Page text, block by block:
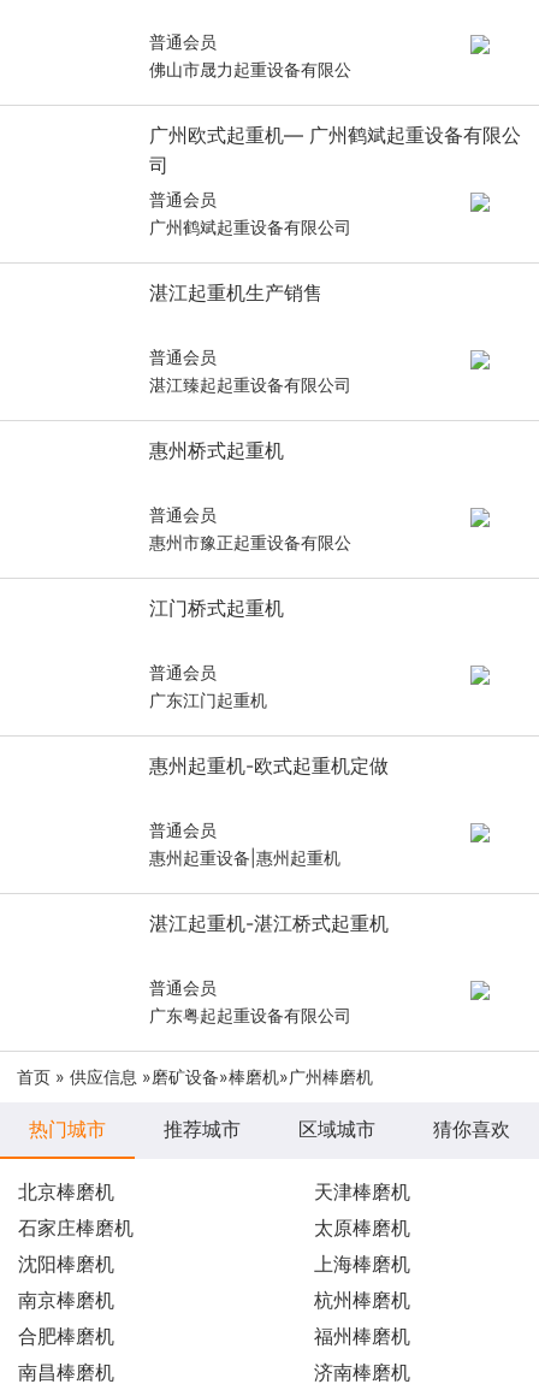
普通会员
佛山市晟力起重设备有限公
广州欧式起重机— 广州鹤斌起重设备有限公
司
普通会员
广州鹤斌起重设备有限公司
湛江起重机生产销售
普通会员
湛江臻起起重设备有限公司
惠州桥式起重机
普通会员
惠州市豫正起重设备有限公
江门桥式起重机
普通会员
广东江门起重机
惠州起重机-欧式起重机定做
普通会员
惠州起重设备|惠州起重机
湛江起重机-湛江桥式起重机
普通会员
广东粤起起重设备有限公司
首页 » 供应信息 »磨矿设备»棒磨机»广州棒磨机
热门城市 推荐城市 区域城市 猜你喜欢
北京棒磨机
天津棒磨机
石家庄棒磨机
太原棒磨机
沈阳棒磨机
上海棒磨机
南京棒磨机
杭州棒磨机
合肥棒磨机
福州棒磨机
南昌棒磨机
济南棒磨机